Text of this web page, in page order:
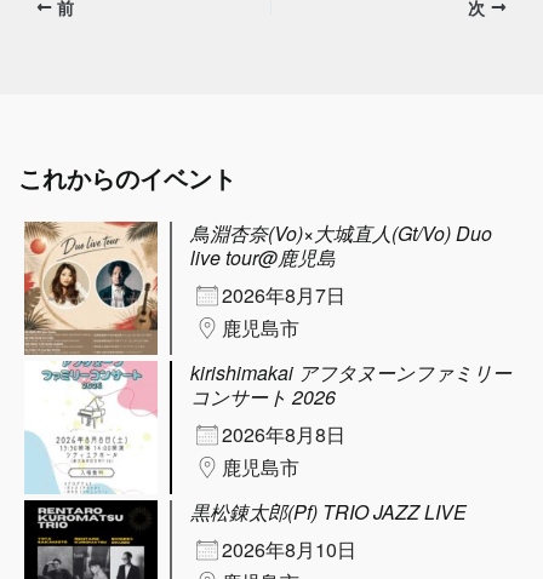
前 次
これからのイベント
鳥淵杏奈(Vo)×大城直人(Gt/Vo) Duo
live tour@鹿児島
2026年8月7日
鹿児島市
kirishimakai アフタヌーンファミリー
コンサート 2026
2026年8月8日
鹿児島市
黒松錬太郎(Pf) TRIO JAZZ LIVE
2026年8月10日